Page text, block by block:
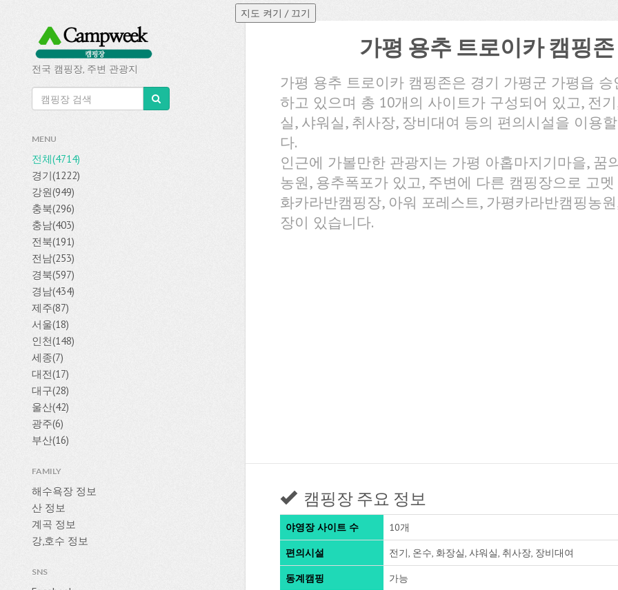
전국 캠핑장, 주변 관광지
MENU
전체(4714)
경기(1222)
강원(949)
충북(296)
충남(403)
전북(191)
전남(253)
경북(597)
경남(434)
제주(87)
서울(18)
인천(148)
세종(7)
대전(17)
대구(28)
울산(42)
광주(6)
부산(16)
FAMILY
해수욕장 정보
산 정보
계곡 정보
강,호수 정보
SNS
가평 용추 트로이카 캠핑존
가평 용추 트로이카 캠핑존은 경기 가평군 가평읍
하고 있으며 총 10개의 사이트가 구성되어 있고, 전
실, 샤워실, 취사장, 장비대여 등의 편의시설을 이용
다.
인근에 가볼만한 관광지는 가평 아홉마지기마을, 꿈
농원, 용추폭포가 있고, 주변에 다른 캠핑장으로 고
화카라반캠핑장, 아워 포레스트, 가평카라반캠핑농
장이 있습니다.
캠핑장 주요 정보
야영장 사이트 수 10개
편의시설 전기, 온수, 화장실, 샤워실, 취사장, 장비대여
동계캠핑 가능